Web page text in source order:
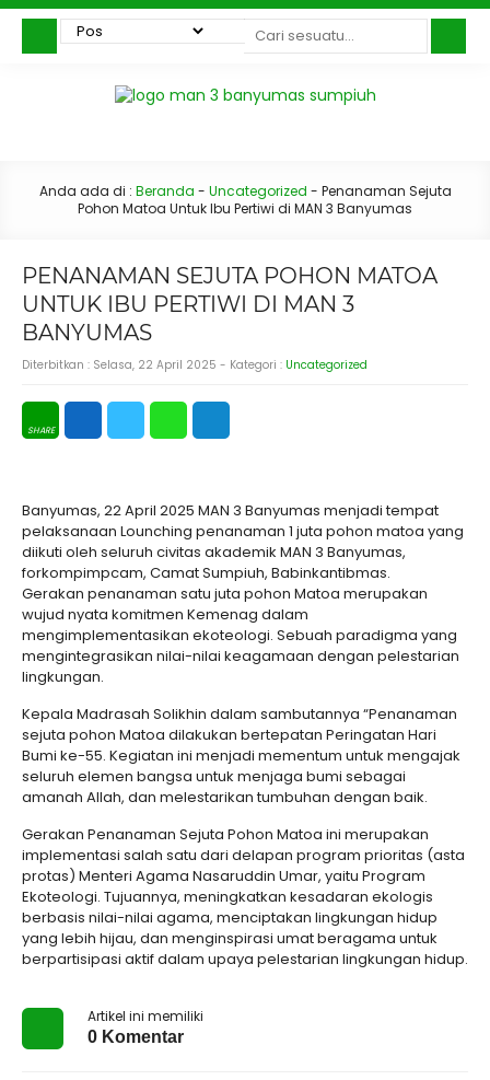
Anda ada di : Beranda - Uncategorized - Penanaman Sejuta
Pohon Matoa Untuk Ibu Pertiwi di MAN 3 Banyumas
PENANAMAN SEJUTA POHON MATOA
UNTUK IBU PERTIWI DI MAN 3
BANYUMAS
Diterbitkan : Selasa, 22 April 2025 - Kategori : Uncategorized
Banyumas, 22 April 2025 MAN 3 Banyumas menjadi tempat
pelaksanaan Lounching penanaman 1 juta pohon matoa yang
diikuti oleh seluruh civitas akademik MAN 3 Banyumas,
forkompimpcam, Camat Sumpiuh, Babinkantibmas.
Gerakan penanaman satu juta pohon Matoa merupakan
wujud nyata komitmen Kemenag dalam
mengimplementasikan ekoteologi. Sebuah paradigma yang
mengintegrasikan nilai-nilai keagamaan dengan pelestarian
lingkungan.
Kepala Madrasah Solikhin dalam sambutannya “Penanaman
sejuta pohon Matoa dilakukan bertepatan Peringatan Hari
Bumi ke-55. Kegiatan ini menjadi mementum untuk mengajak
seluruh elemen bangsa untuk menjaga bumi sebagai
amanah Allah, dan melestarikan tumbuhan dengan baik.
Gerakan Penanaman Sejuta Pohon Matoa ini merupakan
implementasi salah satu dari delapan program prioritas (asta
protas) Menteri Agama Nasaruddin Umar, yaitu Program
Ekoteologi. Tujuannya, meningkatkan kesadaran ekologis
berbasis nilai-nilai agama, menciptakan lingkungan hidup
yang lebih hijau, dan menginspirasi umat beragama untuk
berpartisipasi aktif dalam upaya pelestarian lingkungan hidup.
Artikel ini memiliki
0 Komentar